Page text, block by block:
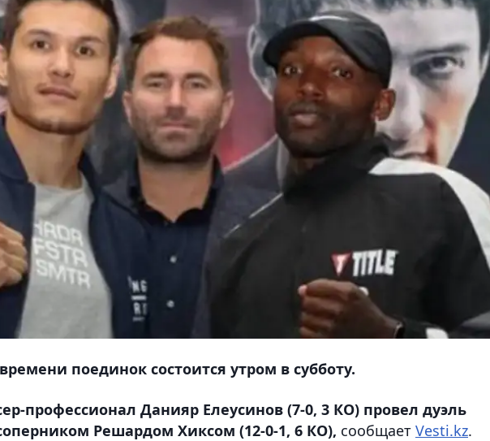
поединок состоится утром в субботу.
профессионал Данияр Елеусинов (7-0, 3 КО) провел дуэль
Решардом Хиксом (12-0-1, 6 КО), сообщает Vesti.kz.